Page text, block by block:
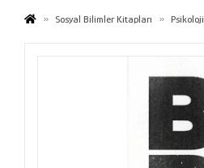
Sosyal Bilimler Kitapları Psikoloji